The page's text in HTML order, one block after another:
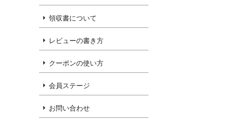
領収書について
レビューの書き方
クーポンの使い方
会員ステージ
お問い合わせ